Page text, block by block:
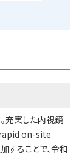
充実した内視鏡
rapid on-site
ることで、令和